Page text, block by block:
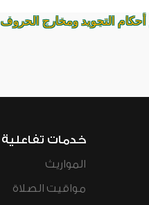
التجويد ومخارج الحروف
خدمات تفاعلية
المواريث
مواقيت الصلاة